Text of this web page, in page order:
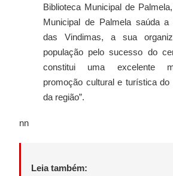
Biblioteca Municipal de
Municipal de Palmela saúda a
das Vindimas, a sua
população pelo sucesso do
constitui uma excelente
promoção cultural e turística do
da região”.
nn
Leia também: